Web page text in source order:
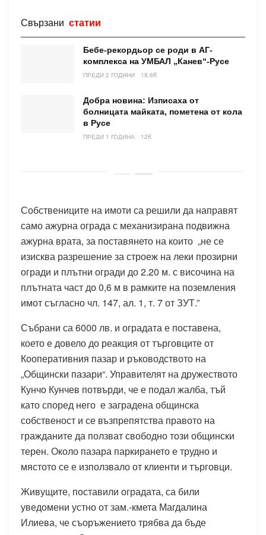
Свързани статии
Бебе-рекордьор се роди в АГ-
комплекса на УМБАЛ „Канев“-Русе
ПРЕДИ 2 ГОДИНИ 18.6K
Добра новина: Изписаха от
болницата майката, пометена от кола
в Русе
ПРЕДИ 1 ГОДИНА 12K
Собствениците на имоти са решили да направят
само ажурна ограда с механизирана подвижна
ажурна врата, за поставянето на които „не се
изисква разрешение за строеж на леки прозирни
огради и плътни огради до 2.20 м. с височина на
плътната част до 0,6 м в рамките на поземления
имот съгласно чл. 147, ал. 1, т. 7 от ЗУТ.”
Събрани са 6000 лв. и оградата е поставена,
което е довело до реакция от търговците от
Кооперативния пазар и ръководството на
„Общински пазари“. Управителят на дружеството
Кунчо Кунчев потвърди, че е подал жалба, тъй
като според него е заградена общинска
собственост и се възпрепятства правото на
гражданите да ползват свободно този общински
терен. Около пазара паркирането е трудно и
мястото се е използвало от клиенти и търговци.
Живущите, поставили оградата, са били
уведомени устно от зам.-кмета Магдалина
Илиева, че съоръжението трябва да бъде